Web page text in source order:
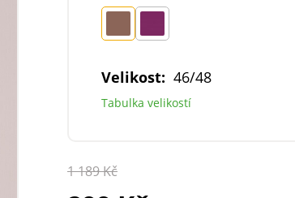
Velikost: 46/48
Tabulka velikostí
1 189 Kč